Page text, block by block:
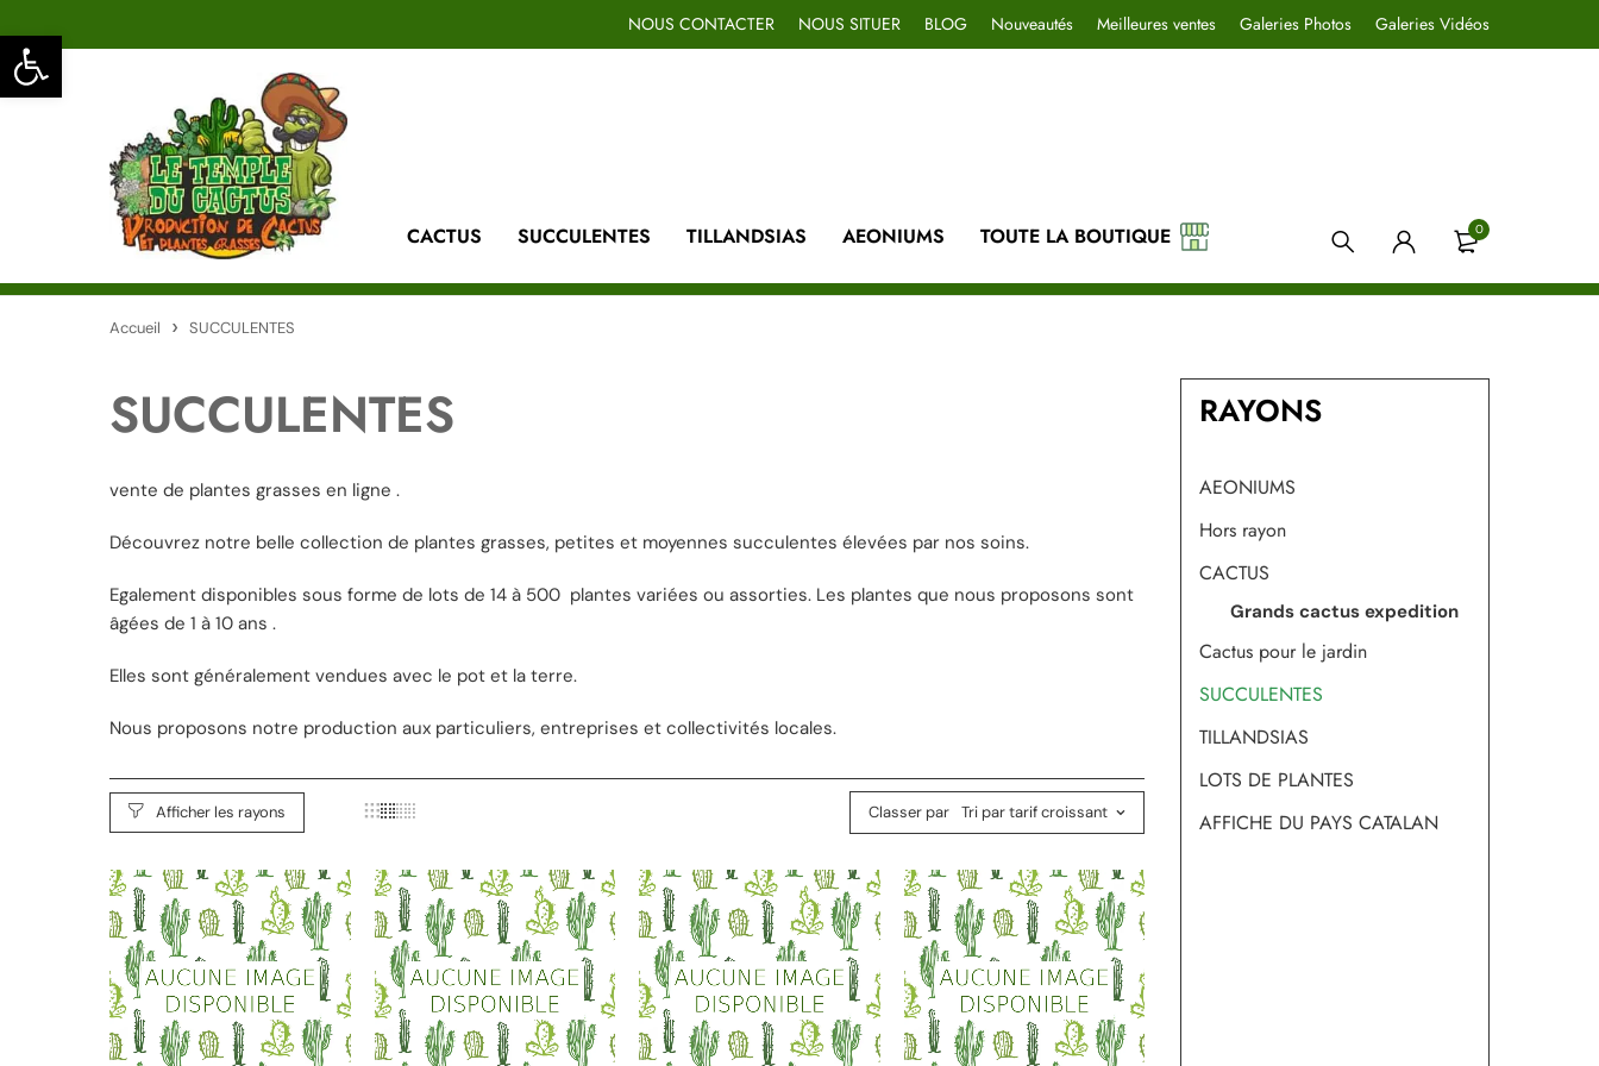
NOUS CONTACTER NOUS SITUER BLOG Nouveautés Meilleures ventes Galeries Photos Galeries Vidéos
CACTUS SUCCULENTES TILLANDSIAS AEONIUMS TOUTE LA BOUTIQUE 0
Accueil SUCCULENTES
SUCCULENTES
vente de plantes grasses en ligne .
Découvrez notre belle collection de plantes grasses, petites et moyennes succulentes élevées par nos soins.
Egalement disponibles sous forme de lots de 14 à 500 plantes variées ou assorties. Les plantes que nous proposons sont
âgées de 1 à 10 ans .
Elles sont généralement vendues avec le pot et la terre.
Nous proposons notre production aux particuliers, entreprises et collectivités locales.
Classer par Tri par tarif croissant
RAYONS
AEONIUMS
Hors rayon
CACTUS
Grands cactus expedition
Cactus pour le jardin
SUCCULENTES
TILLANDSIAS
LOTS DE PLANTES
AFFICHE DU PAYS CATALAN
Ouvrir la barre d’outils